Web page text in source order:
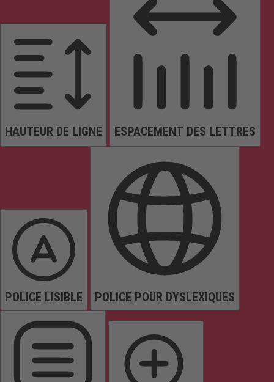
HAUTEUR DE LIGNE ESPACEMENT DES LETTRES
POLICE LISIBLE POLICE POUR DYSLEXIQUES